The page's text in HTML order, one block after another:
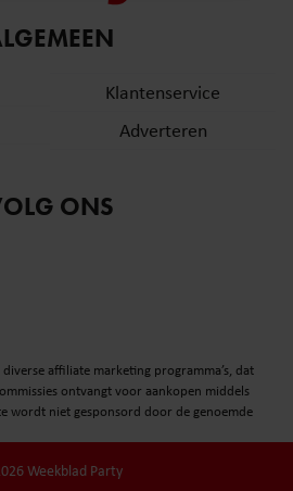
adverteren en analyse. Deze
heeft verstrekt of die ze hebben
uw gebruik van hun services. U
Klantenservice
Adverteren
ONS
affiliate marketing programma’s, dat
ontvangt voor aankopen middels
wordt niet gesponsord door de genoemde
Weekblad Party